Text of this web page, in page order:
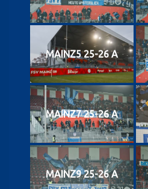
MAINZ5 25-26 A
MAINZ7 25-26 A
MAINZ9 25-26 A